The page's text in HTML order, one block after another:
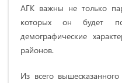
АГК важны не только
которых он будет
демографические
районов.
Из всего